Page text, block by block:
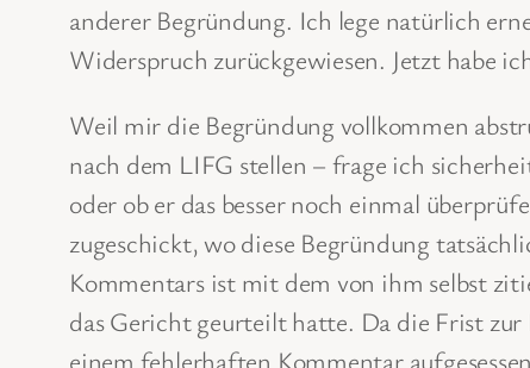
anderer Begründung. Ich lege natürlich
Widerspruch zurückgewiesen. Jetzt habe
Weil mir die Begründung vollkommen
nach dem LIFG stellen – frage ich
oder ob er das besser noch einmal
zugeschickt, wo diese Begründung
Kommentars ist mit dem von ihm selbst
das Gericht geurteilt hatte. Da die Frist
einem fehlerhaften Kommentar